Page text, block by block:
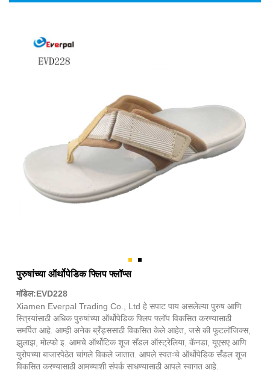
पुरुषांच्या ऑर्थोपेडिक फ्लिप फ्लॉप्स
मॉडेल:EVD228
Xiamen Everpal Trading Co., Ltd हे सपाट पाय असलेल्या पुरुष आणि
स्त्रियांसाठी अधिक पुरुषांच्या ऑर्थोपेडिक फ्लिप फ्लॉप विकसित करण्यासाठी
समर्पित आहे. आम्ही अनेक ब्रँड्ससाठी विकसित केले आहेत, जसे की फूटलॉजिक्स,
झुलाझ, मोल्फो इ. आमचे ऑर्थोटिक शूज सँडल ऑस्ट्रेलिया, कॅनडा, यूएसए आणि
युरोपच्या बाजारपेठेत चांगले विकले जातात. आपले स्वतःचे ऑर्थोपेडिक सँडल शूज
विकसित करण्यासाठी आमच्याशी संपर्क साधण्यासाठी आपले स्वागत आहे.